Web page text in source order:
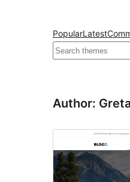
PopularLatest
ค้นหา
Author: